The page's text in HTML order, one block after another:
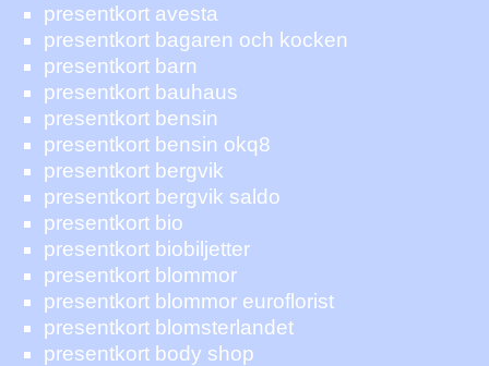
presentkort avesta
presentkort bagaren och kocken
presentkort barn
presentkort bauhaus
presentkort bensin
presentkort bensin okq8
presentkort bergvik
presentkort bergvik saldo
presentkort bio
presentkort biobiljetter
presentkort blommor
presentkort blommor euroflorist
presentkort blomsterlandet
presentkort body shop